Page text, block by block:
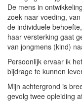
De mens in
zoek naar voeding,
de individuele
haar versterking gaat
van jongmens (kind)
Persoonlijk ervaar ik
bijdrage te kunnen
Mijn achtergrond is
gevolg twee opleiding